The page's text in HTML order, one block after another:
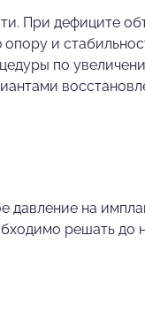
При дефиците
и
по
давление на
решать до